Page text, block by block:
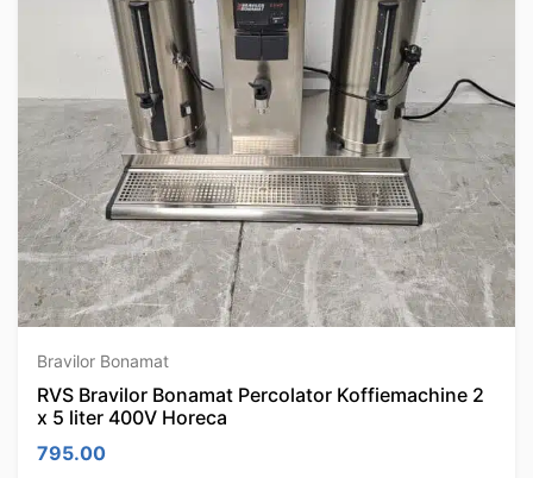
Bravilor Bonamat
RVS Bravilor Bonamat Percolator Koffiemachine 2
x 5 liter 400V Horeca
795.00